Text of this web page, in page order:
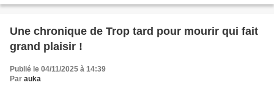
Une chronique de Trop tard pour mourir qui fait
grand plaisir !
Publié le 04/11/2025 à 14:39
Par auka